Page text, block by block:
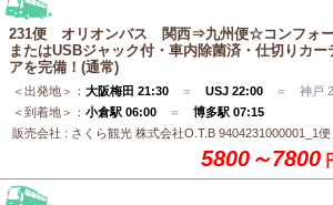
231便 オリオンバス 関西⇒九州便☆コンフォ
またはUSBジャック付・車内除菌済・仕切りカ
アを完備！(通常)
＜出発地＞： 大阪梅田 21:30 ＝ USJ 22:00 ＝ 神戸
＜到着地＞： 小倉駅 06:00 ＝ 博多駅 07:15
販売会社 : さくら観光 株式会社O.T.B 9404231000001_1便
5800～7800